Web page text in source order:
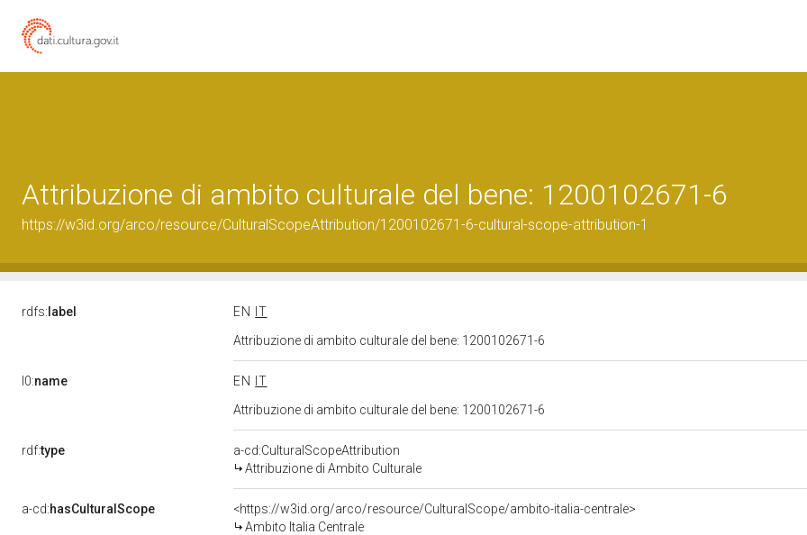
Attribuzione di ambito culturale del bene: 1200102671-6
https://w3id.org/arco/resource/CulturalScopeAttribution/1200102671-6-cultural-scope-attribution-1
rdfs: label EN
IT
Attribuzione di ambito culturale del bene: 1200102671-6
l0:name EN
IT
Attribuzione di ambito culturale del bene: 1200102671-6
rdf:type
a-cd:CulturalScopeAttribution
Attribuzione di Ambito Culturale
a-cd:hasCulturalScope
<https://w3id.org/arco/resource/CulturalScope/ambito-italia-centrale>
Ambito Italia Centrale